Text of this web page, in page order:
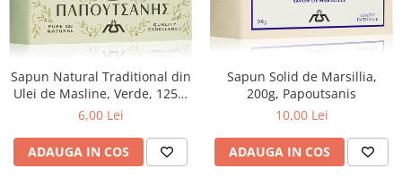
Exotic-K (3 produse)
ey! Eco Cosmetics (1 produs)
GreenPoint Trade (3 produse)
H3D - O'TOM(2 produse)
Health Advisors (9 produse)
Organic Corner
Pastile si Bombe de Baie si Dus
Protectie Anti-Insecte
Protectie Solara
Pudre
Sapun Natural Traditional din
Ulei de Masline, Verde, 125g,
Paputsanis
6,00 Lei
ADAUGA IN COS
Sapun Solid de Marsillia,
200g, Papoutsanis
10,00 Lei
ADAUGA IN COS